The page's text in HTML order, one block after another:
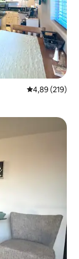
Средна
4,89 (219)